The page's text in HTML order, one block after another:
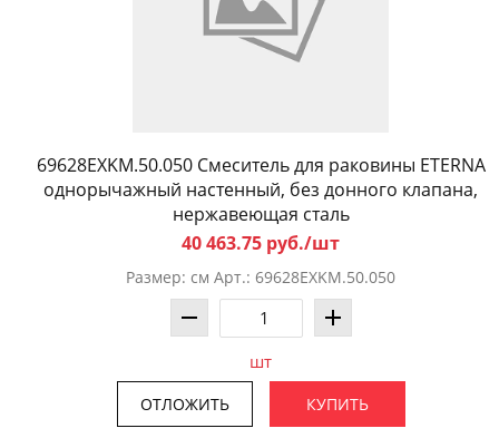
69628EXKM.50.050 Смеситель для раковины ETERNA
однорычажный настенный, без донного клапана,
нержавеющая сталь
40 463.75 руб./шт
Размер: см Арт.: 69628EXKM.50.050
шт
ОТЛОЖИТЬ КУПИТЬ